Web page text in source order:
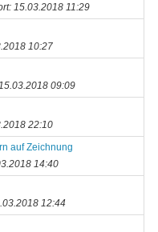
15.03.2018 11:29
10:27
09:09
22:10
auf Zeichnung
14:40
12:44